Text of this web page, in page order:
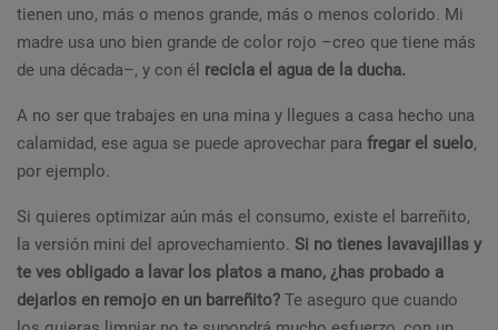
tienen uno, más o menos grande, más o menos colorido. Mi
madre usa uno bien grande de color rojo –creo que tiene más
de una década–, y con él recicla el agua de la ducha.
A no ser que trabajes en una mina y llegues a casa hecho una
calamidad, ese agua se puede aprovechar para fregar el suelo,
por ejemplo.
Si quieres optimizar aún más el consumo, existe el barreñito,
la versión mini del aprovechamiento. Si no tienes lavavajillas y
te ves obligado a lavar los platos a mano, ¿has probado a
dejarlos en remojo en un barreñito? Te aseguro que cuando